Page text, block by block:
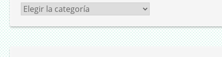
Categorías